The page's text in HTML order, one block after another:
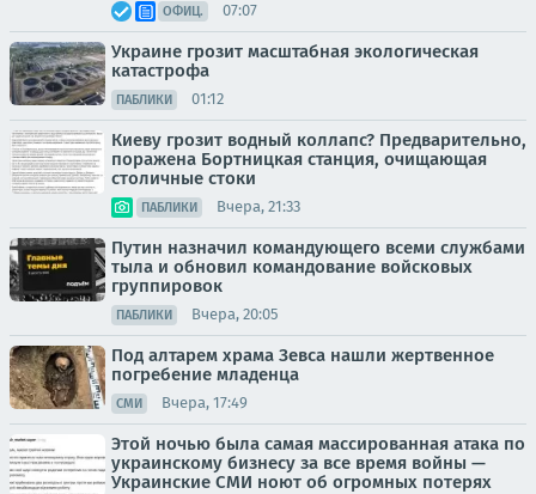
ОФИЦ. 07:07
Украине грозит масштабная экологическая
катастрофа
ПАБЛИКИ 01:12
Киеву грозит водный коллапс? Предварительно,
поражена Бортницкая станция, очищающая
столичные стоки
ПАБЛИКИ Вчера, 21:33
Путин назначил командующего всеми службами
тыла и обновил командование войсковых
группировок
ПАБЛИКИ Вчера, 20:05
Под алтарем храма Зевса нашли жертвенное
погребение младенца
СМИ Вчера, 17:49
Этой ночью была самая массированная атака по
украинскому бизнесу за все время войны —
Украинские СМИ ноют об огромных потерях